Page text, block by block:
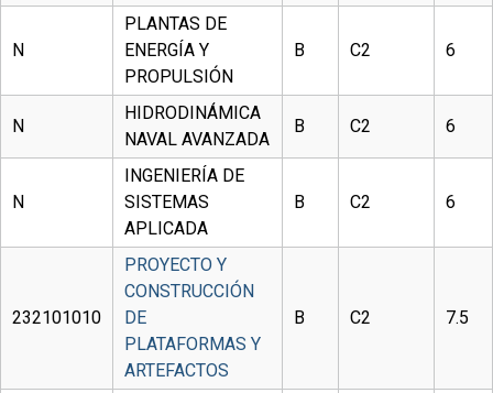
N
PLANTAS DE
ENERGÍA Y
PROPULSIÓN
B C2 6
N
HIDRODINÁMICA
NAVAL AVANZADA
B C2 6
N
INGENIERÍA DE
SISTEMAS
APLICADA
B C2 6
232101010
PROYECTO Y
CONSTRUCCIÓN
DE
PLATAFORMAS Y
ARTEFACTOS
B C2 7.5